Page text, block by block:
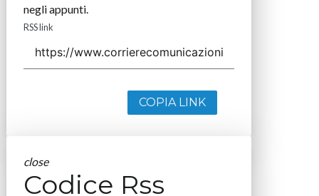
negli appunti.
RSS link
COPIA LINK
close
Codice Rss